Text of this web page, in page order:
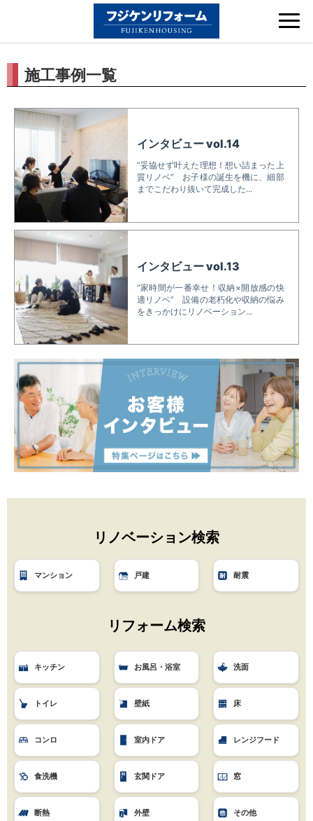
施工事例一覧
インタビュー vol.14
“妥協せず叶えた理想！想い詰まった上
質リノベ” お子様の誕生を機に、細部
までこだわり抜いて完成した...
インタビュー vol.13
“家時間が一番幸せ！収納×開放感の快
適リノベ” 設備の老朽化や収納の悩み
をきっかけにリノベーション...
リノベーション検索
マンション 戸建 耐震
リフォーム検索
キッチン お風呂・浴室 洗面
トイレ 壁紙 床
コンロ 室内ドア レンジフード
食洗機 玄関ドア 窓
断熱 外壁 その他